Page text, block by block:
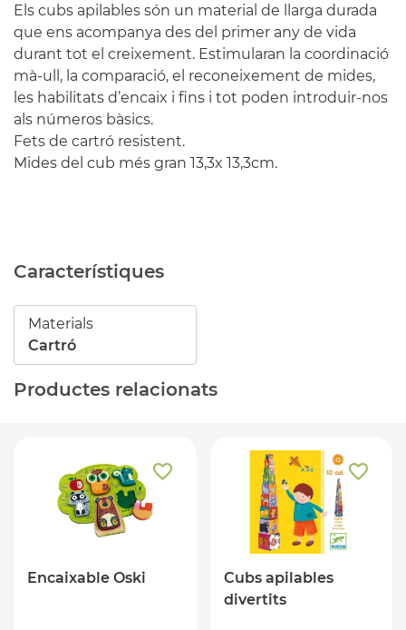
Els cubs apilables són un material de llarga durada
que ens acompanya des del primer any de vida
durant tot el creixement. Estimularan la coordinació
mà-ull, la comparació, el reconeixement de mides,
les habilitats d’encaix i fins i tot poden introduir-nos
als números bàsics.
Fets de cartró resistent.
Mides del cub més gran 13,3x 13,3cm.
Característiques
Materials
Cartró
Productes relacionats
Encaixable Oski
Cubs apilables
divertits